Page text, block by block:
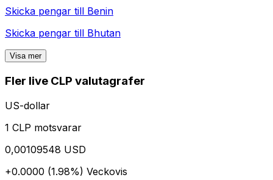
Skicka pengar till Benin
Skicka pengar till Bhutan
Visa mer
Fler live CLP valutagrafer
US-dollar
1 CLP motsvarar
0,00109548 USD
+0.0000 (1.98%) Veckovis